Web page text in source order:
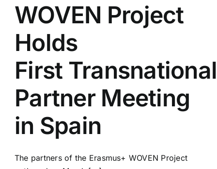
WOVEN Project
Holds
First Transnational
Partner Meeting
in Spain
The partners of the Erasmus+ WOVEN Project